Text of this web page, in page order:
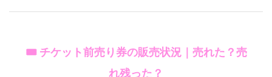
🎟️ チケット前売り券の販売状況｜売れた？売
れ残った？